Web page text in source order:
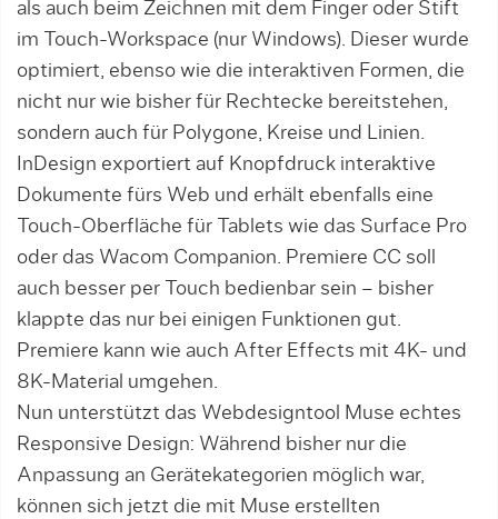
als auch beim Zeichnen mit dem Finger oder Stift
im Touch-Workspace (nur Windows). Dieser wurde
optimiert, ebenso wie die interaktiven Formen, die
nicht nur wie bisher für Rechtecke bereitstehen,
sondern auch für Polygone, Kreise und Linien.
InDesign exportiert auf Knopfdruck interaktive
Dokumente fürs Web und erhält ebenfalls eine
Touch-Oberfläche für Tablets wie das Surface Pro
oder das Wacom Companion. Premiere CC soll
auch besser per Touch bedienbar sein – bisher
klappte das nur bei einigen Funk­tionen gut.
Premiere kann wie auch After Effects mit 4K- und
8K-Material umgehen.
Nun unterstützt das Webdesigntool Muse echtes
Responsive Design: Wäh­rend bisher nur die
Anpassung an Gerätekategorien möglich war,
können sich jetzt die mit Muse erstellten